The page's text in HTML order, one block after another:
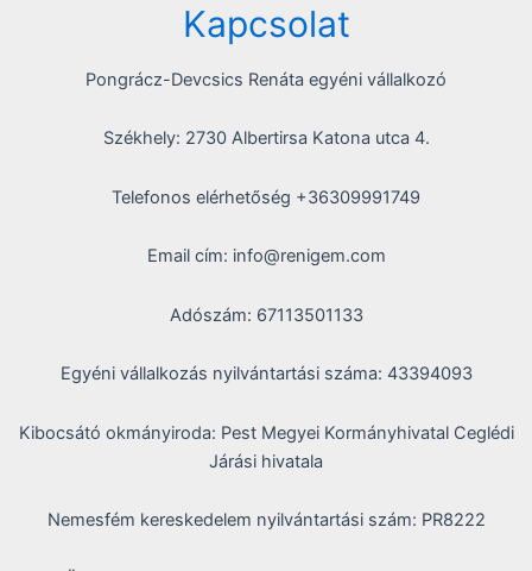
Kapcsolat
Pongrácz-Devcsics Renáta egyéni vállalkozó
Székhely: 2730 Albertirsa Katona utca 4.
Telefonos elérhetőség +36309991749
Email cím: info@renigem.com
Adószám: 67113501133
Egyéni vállalkozás nyilvántartási száma: 43394093
Kibocsátó okmányiroda: Pest Megyei Kormányhivatal Ceglédi
Járási hivatala
Nemesfém kereskedelem nyilvántartási szám: PR8222